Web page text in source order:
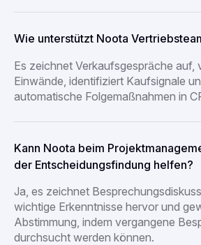
Wie unterstützt Noota
Es zeichnet Verkaufsgespräche auf,
Einwände, identifiziert Kaufsignale
automatische Folgemaßnahmen in
Kann Noota beim
der Entscheidungsfindung helfen?
Ja, es zeichnet
wichtige Erkenntnisse hervor und
Abstimmung, indem vergangene
durchsucht werden können.